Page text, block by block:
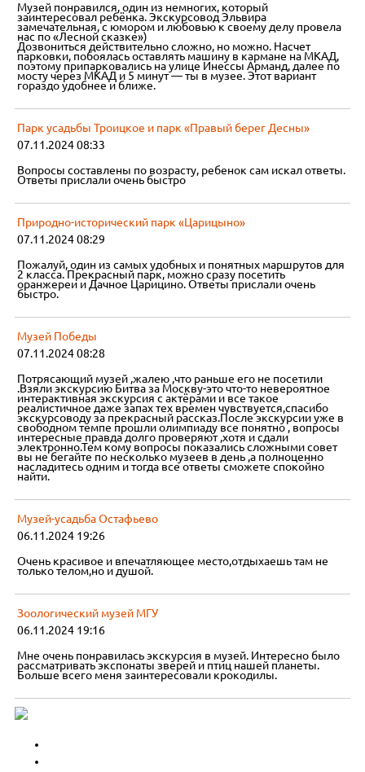
Музей понравился, один из немногих, который
заинтересовал ребёнка. Экскурсовод Эльвира
замечательная, с юмором и любовью к своему делу провела
нас по «Лесной сказке»)
Дозвониться действительно сложно, но можно. Насчет
парковки, побоялась оставлять машину в кармане на МКАД,
поэтому припарковались на улице Инессы Арманд, далее по
мосту через МКАД и 5 минут — ты в музее. Этот вариант
гораздо удобнее и ближе.
Парк усадьбы Троицкое и парк «Правый берег Десны»
07.11.2024 08:33
Вопросы составлены по возрасту, ребенок сам искал ответы.
Ответы прислали очень быстро
Природно-исторический парк «Царицыно»
07.11.2024 08:29
Пожалуй, один из самых удобных и понятных маршрутов для
2 класса. Прекрасный парк, можно сразу посетить
оранжереи и Дачное Царицино. Ответы прислали очень
быстро.
Музей Победы
07.11.2024 08:28
Потрясающий музей ,жалею ,что раньше его не посетили
.Взяли экскурсию Битва за Москву-это что-то невероятное
интерактивная экскурсия с актёрами и все такое
реалистичное даже запах тех времен чувствуется,спасибо
экскурсоводу за прекрасный рассказ.После экскурсии уже в
свободном темпе прошли олимпиаду все понятно , вопросы
интересные правда долго проверяют ,хотя и сдали
электронно.Тем кому вопросы показались сложными совет
вы не бегайте по несколько музеев в день ,а полноценно
насладитесь одним и тогда все ответы сможете спокойно
найти.
Музей-усадьба Остафьево
06.11.2024 19:26
Очень красивое и впечатляющее место,отдыхаешь там не
только телом,но и душой.
Зоологический музей МГУ
06.11.2024 19:16
Мне очень понравилась экскурсия в музей. Интересно было
рассматривать экспонаты зверей и птиц нашей планеты.
Больше всего меня заинтересовали крокодилы.